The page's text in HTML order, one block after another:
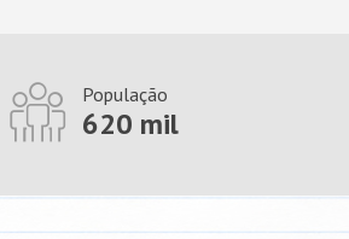
População
620 mil